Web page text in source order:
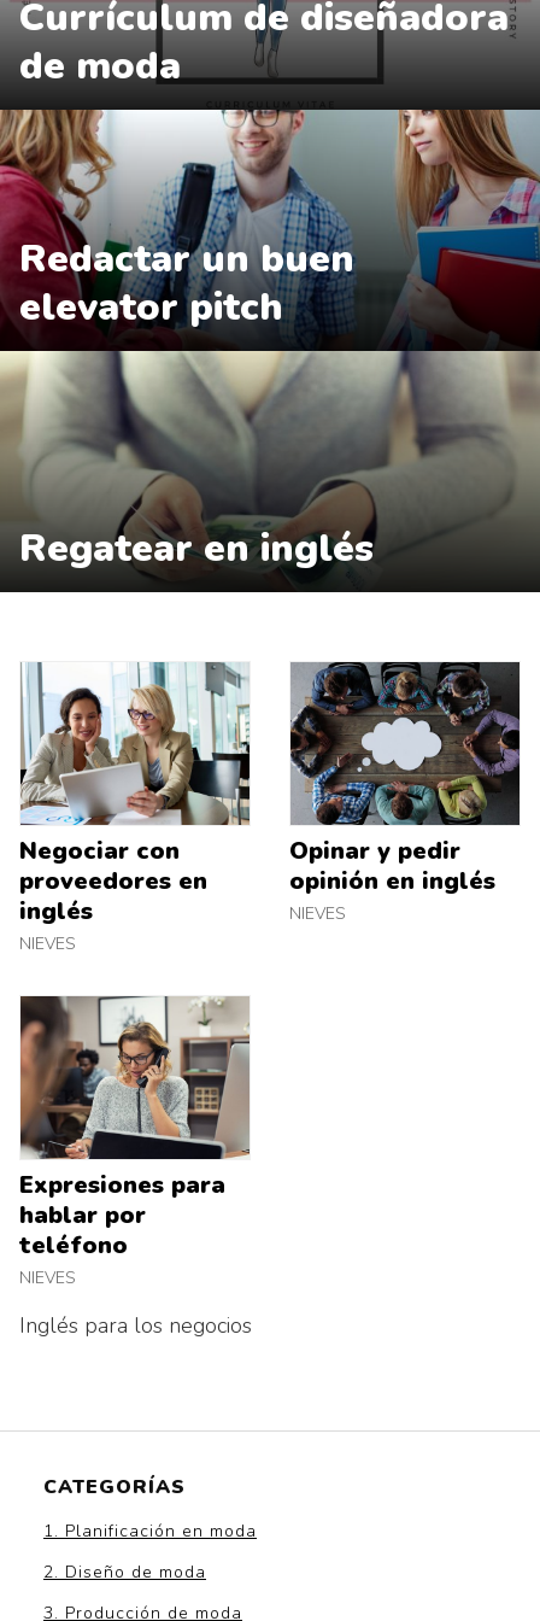
Currículum de diseñadora
de moda
Redactar un buen
elevator pitch
Regatear en inglés
Negociar con
proveedores en
inglés
NIEVES
Opinar y pedir
opinión en inglés
NIEVES
Expresiones para
hablar por
teléfono
NIEVES
Inglés para los negocios
CATEGORÍAS
1. Planificación en moda
2. Diseño de moda
3. Producción de moda